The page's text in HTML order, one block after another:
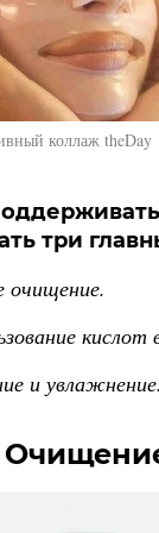
коллаж theDay
три
очищение.
кислот
и увлажнение.